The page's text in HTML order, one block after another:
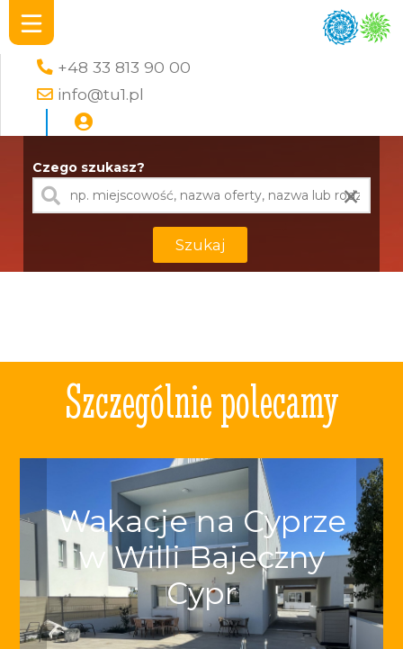
+48 33 813 90 00
info@tu1.pl
Czego szukasz?
×
Szukaj
Szczególnie polecamy
Wakacje na Cyprze
w Willi Bajeczny
Cypr